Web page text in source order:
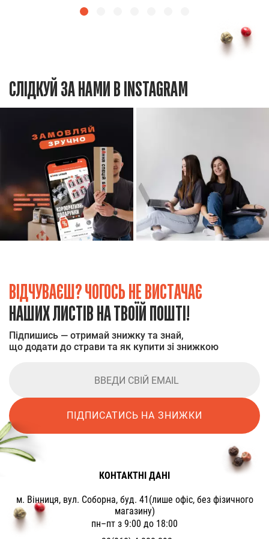
СЛІДКУЙ ЗА НАМИ В INSTAGRAM
ВІДЧУВАЄШ? ЧОГОСЬ НЕ ВИСТАЧАЄ
НАШИХ ЛИСТІВ НА ТВОЇЙ ПОШТІ!
Підпишись — отримай знижку та знай,
що додати до страви та як купити зі знижкою
ПІДПИСАТИСЬ НА ЗНИЖКИ
КОНТАКТНІ ДАНІ
м. Вінниця, вул. Соборна, буд. 41(лише офіс, без фізичного
магазину)
пн–пт з 9:00 до 18:00